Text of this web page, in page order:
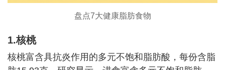
盘点7大健康脂肪食物
1.核桃
核桃富含具抗炎作用的多元不饱和脂肪酸，每份含脂